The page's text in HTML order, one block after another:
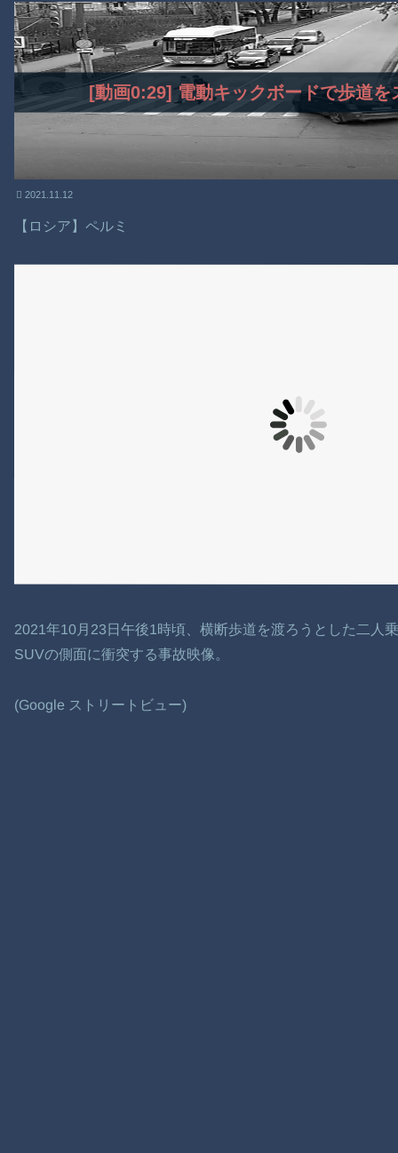
[動画0:29] 電動キックボードで歩道
2021.11.12
【ロシア】ペルミ
2021年10月23日午後1時頃、横断歩道を渡ろうとした二人
SUVの側面に衝突する事故映像。
(Google ストリートビュー)